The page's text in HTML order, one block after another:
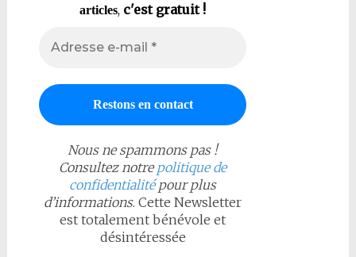
articles, c'est gratuit !
Nous ne spammons pas !
Consultez notrepolitique de
confidentialitépour plus
d’informations. Cette Newsletter
est totalement bénévole et
désintéressée